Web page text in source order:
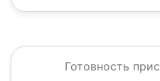
Готовность